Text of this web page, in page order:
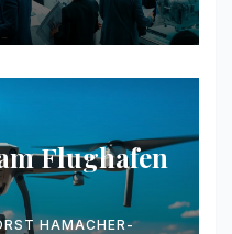
Flughafen
HAMACHER-